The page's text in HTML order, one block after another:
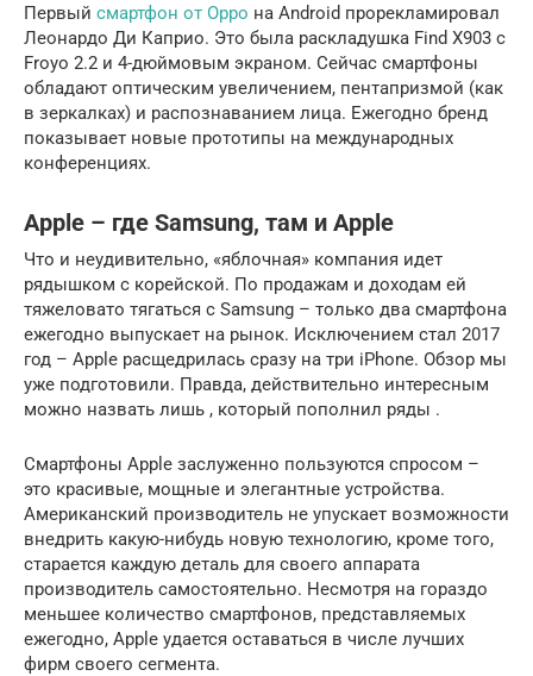
Первый смартфон от Oppo на Android прорекламировал
Леонардо Ди Каприо. Это была раскладушка Find X903 с
Froyo 2.2 и 4-дюймовым экраном. Сейчас смартфоны
обладают оптическим увеличением, пентапризмой (как
в зеркалках) и распознаванием лица. Ежегодно бренд
показывает новые прототипы на международных
конференциях.
Apple – где Samsung, там и Apple
Что и неудивительно, «яблочная» компания идет
рядышком с корейской. По продажам и доходам ей
тяжеловато тягаться с Samsung – только два смартфона
ежегодно выпускает на рынок. Исключением стал 2017
год – Apple расщедрилась сразу на три iPhone. Обзор мы
уже подготовили. Правда, действительно интересным
можно назвать лишь , который пополнил ряды .
Смартфоны Apple заслуженно пользуются спросом –
это красивые, мощные и элегантные устройства.
Американский производитель не упускает возможности
внедрить какую-нибудь новую технологию, кроме того,
старается каждую деталь для своего аппарата
производитель самостоятельно. Несмотря на гораздо
меньшее количество смартфонов, представляемых
ежегодно, Apple удается оставаться в числе лучших
фирм своего сегмента.